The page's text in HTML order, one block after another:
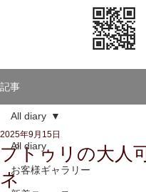
記事
All diary
お客様ギャラリー
All diary
プトゥリの大人
ネ
2025年9月15日